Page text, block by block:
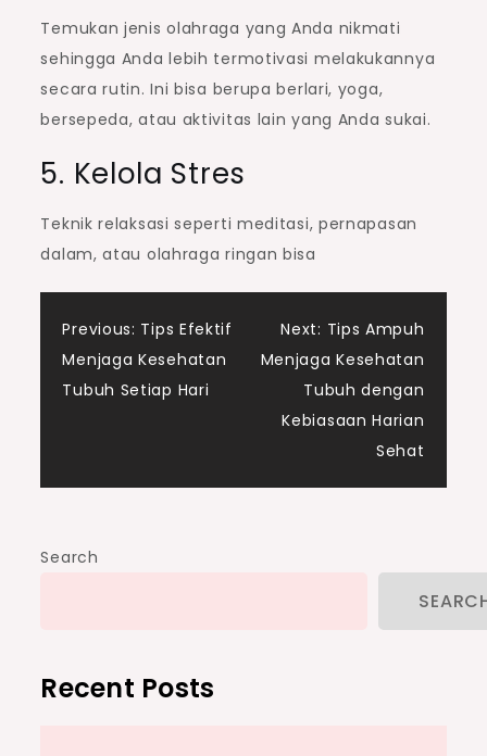
Temukan jenis olahraga yang Anda nikmati
sehingga Anda lebih termotivasi melakukannya
secara rutin. Ini bisa berupa berlari, yoga,
bersepeda, atau aktivitas lain yang Anda sukai.
5. Kelola Stres
Teknik relaksasi seperti meditasi, pernapasan
dalam, atau olahraga ringan bisa
Post
navigation
Previous: Tips Efektif
Menjaga Kesehatan
Tubuh Setiap Hari
Next: Tips Ampuh
Menjaga Kesehatan
Tubuh dengan
Kebiasaan Harian
Sehat
Search
Recent Posts